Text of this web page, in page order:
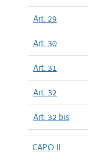
Art. 29
Art. 30
Art. 31
Art. 32
Art. 32 bis
CAPO II